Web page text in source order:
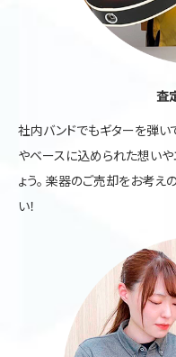
査
社内バンドでもギターを弾
やベースに込められた想いや
ょう。 楽器のご売却をお考え
い！